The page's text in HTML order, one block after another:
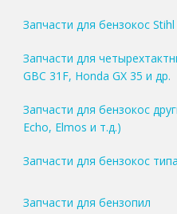
Запчасти для бензокос Stihl
Запчасти для
GBC 31F, Honda GX 35 и др.
Запчасти для бензокос
Echo, Elmos и т.д.)
Запчасти для бензокос
Запчасти для бензопил